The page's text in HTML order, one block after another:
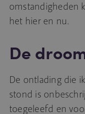
omstandigheden
het hier en nu.
De
De ontlading die
stond is
toegeleefd en